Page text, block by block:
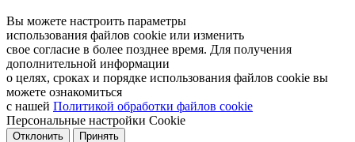
Вы можете настроить параметры
использования файлов cookie или изменить
свое согласие в более позднее время. Для получения
дополнительной информации
о целях, сроках и порядке использования файлов cookie вы
можете ознакомиться
с нашей Политикой обработки файлов cookie
Персональные настройки Cookie
Отклонить Принять